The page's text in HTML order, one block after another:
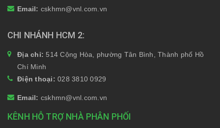
Email: cskhmn@vnl.com.vn
CHI NHÁNH HCM 2
Địa chỉ: 514 Cộng Hòa, phường Tân Bình, Thành phố Hồ
Chí Minh
Điện thoại: 028 3810 0929
Email: cskhmn@vnl.com.vn
KÊNH HỖ TRỢ NHÀ PHÂN PHỐI